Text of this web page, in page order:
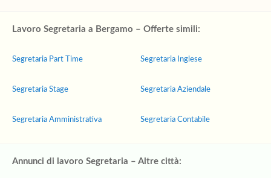
Lavoro Segretaria a Bergamo – Offerte simili:
Segretaria Part Time
Segretaria Stage
Segretaria Amministrativa
Segretaria Inglese
Segretaria Aziendale
Segretaria Contabile
Annunci di lavoro Segretaria – Altre città: